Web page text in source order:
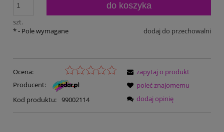
szt.
do koszyka
dodaj do przechowalni
*- Pole wymagane
Ocena:
Producent:
Kod produktu: 99002114
zapytaj o produkt
poleć znajomemu
dodaj opinię